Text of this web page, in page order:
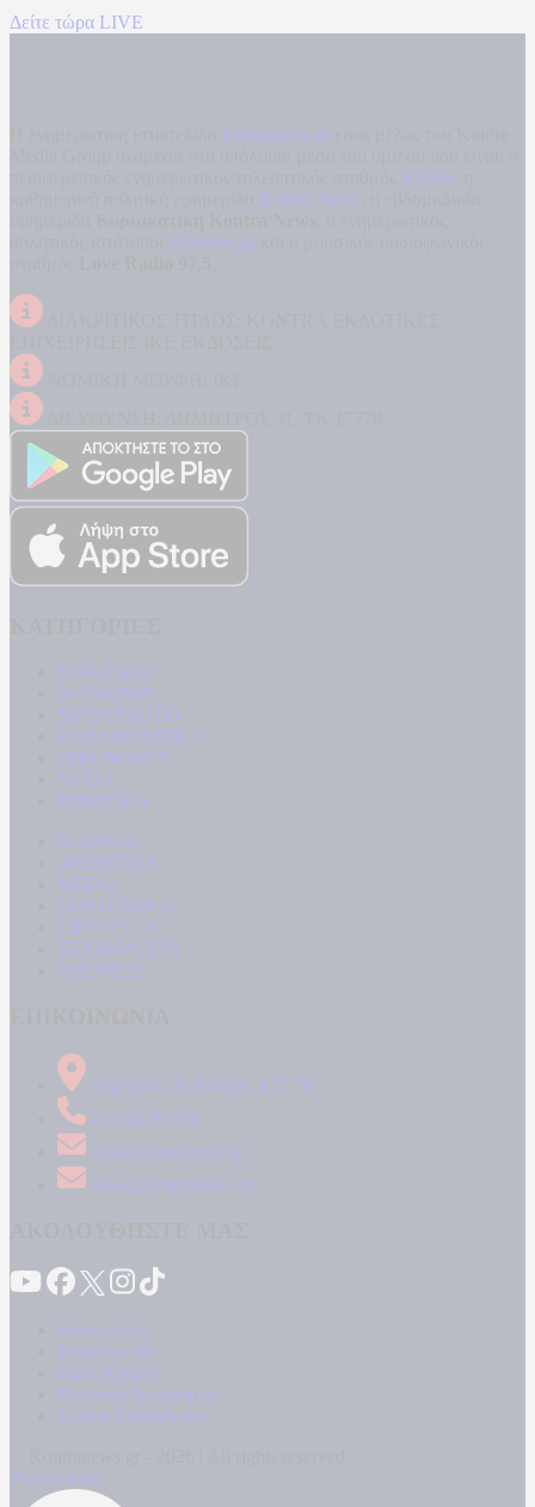
Δείτε τώρα LIVE
kontranews.gr
Kontra
Kontra News
Filathlos.gr
ΠΟΛΙΤΙΚΗ
ΚΟΙΝΩΝΙΑ
ΜΠΟΥΡΛΟΤΟ
ΠΑΡΑΠΟΛΙΤΙΚΑ
ΟΙΚΟΝΟΜΙΑ
ΥΓΕΙΑ
ΕΝΕΡΓΕΙΑ
ΚΟΣΜΟΣ
ΑΘΛΗΤΙΚΑ
MEDIA
ΠΟΛΙΤΙΣΜΟΣ
LIFESTYLE
ΤΕΧΝΟΛΟΓΙΑ
ΑΠΟΨΕΙΣ
Δήμητρος 31 Ταύρος, 177 78
210 34 89 000
info@kontranews.gr
news@kontranews.gr
Καταγγελίες
Επικοινωνία
Όροι Χρήσης
Πολιτική Απορρήτου
Κρατική Διαφήμιση
Powered by: